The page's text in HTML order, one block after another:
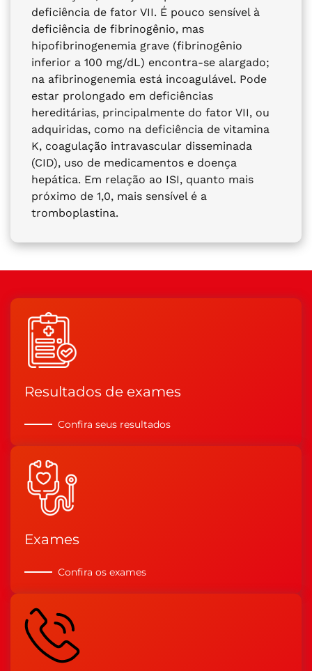
deficiência de fator VII. É pouco sensível à
deficiência de fibrinogênio, mas
hipofibrinogenemia grave (fibrinogênio
inferior a 100 mg/dL) encontra-se alargado;
na afibrinogenemia está incoagulável. Pode
estar prolongado em deficiências
hereditárias, principalmente do fator VII, ou
adquiridas, como na deficiência de vitamina
K, coagulação intravascular disseminada
(CID), uso de medicamentos e doença
hepática. Em relação ao ISI, quanto mais
próximo de 1,0, mais sensível é a
tromboplastina.
Resultados de exames
Confira seus resultados
Exames
Confira os exames